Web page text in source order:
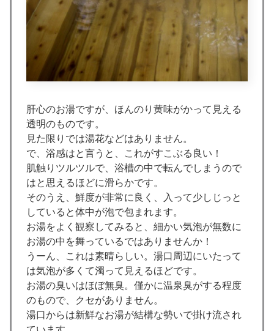
肝心のお湯ですが、ほんのり黄味がかって見える
透明のものです。
見た限りでは湯花などはありません。
で、浴感はと言うと、これがすこぶる良い！
肌触りツルツルで、浴槽の中で転んでしまうので
はと思えるほどに滑らかです。
そのうえ、鮮度が非常に良く、入って少しじっと
していると体中が泡で包まれます。
お湯をよく観察してみると、細かい気泡が無数に
お湯の中を舞っているではありませんか！
うーん、これは素晴らしい。湯口周辺にいたって
は気泡が多くて濁って見えるほどです。
お湯の臭いはほぼ無臭。僅かに温泉臭がする程度
のもので、クセがありません。
湯口からは新鮮なお湯が結構な勢いで掛け流され